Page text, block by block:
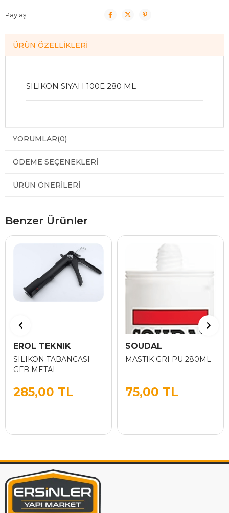
Paylaş
ÜRÜN ÖZELLIKLERI
SILIKON SIYAH 100E 280 ML
YORUMLAR(0)
ÖDEME SEÇENEKLERI
ÜRÜN ÖNERILERI
Benzer Ürünler
EROL TEKNIK
SILIKON TABANCASI
GFB METAL
285,00 TL
SOUDAL
MASTIK GRI PU 280ML
75,00 TL